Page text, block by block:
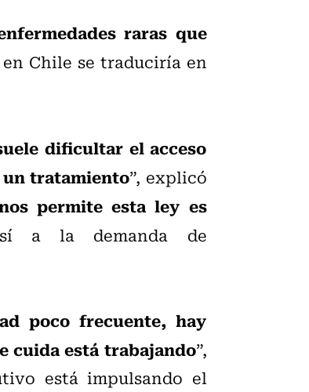
raras que
Chile se traduciría en
dificultar el acceso
tratamiento”, explicó
permite esta ley es
a la demanda de
poco frecuente, hay
cuida está trabajando”,
está impulsando el